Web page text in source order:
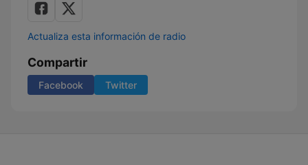
Actualiza esta información de radio
Compartir
Facebook Twitter